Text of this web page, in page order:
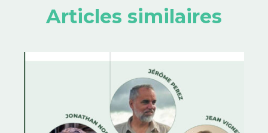
Articles similaires